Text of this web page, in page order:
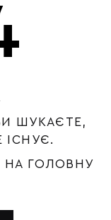
ШУКАЄТЕ,
ІСНУЄ.
НА ГОЛОВНУ